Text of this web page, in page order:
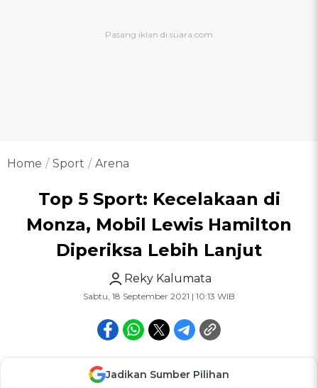
Home Sport Arena
Top 5 Sport: Kecelakaan di
Monza, Mobil Lewis Hamilton
Diperiksa Lebih Lanjut
Reky Kalumata
Sabtu, 18 September 2021 | 10:13 WIB
Jadikan Sumber Pilihan